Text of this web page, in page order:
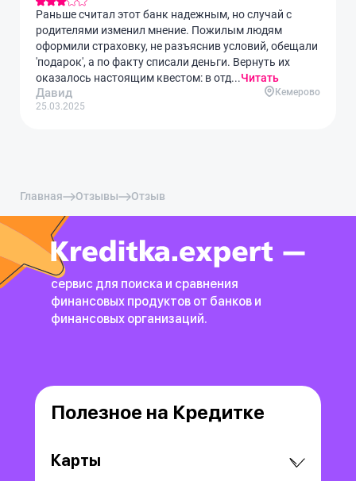
Раньше считал этот банк надежным, но случай с
родителями изменил мнение. Пожилым людям
оформили страховку, не разъяснив условий, обещали
'подарок', а по факту списали деньги. Вернуть их
оказалось настоящим квестом: в отд...Читать
Давид
25.03.2025
Кемерово
Главная Отзывы Отзыв
сервис для поиска и сравнения
финансовых продуктов от банков и
финансовых организаций.
Полезное на Кредитке
Карты